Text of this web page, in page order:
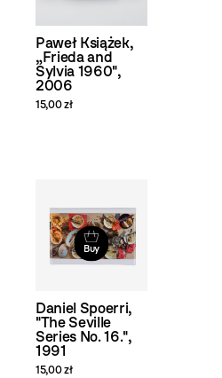
Paweł Książek,
„Frieda and
Sylvia 1960",
2006
15,00 zł
Buy
Daniel Spoerri,
"The Seville
Series No. 16.",
1991
15,00 zł